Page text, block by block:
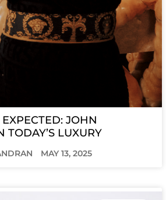
JOHN
TODAY’S LUXURY
MAY 13, 2025